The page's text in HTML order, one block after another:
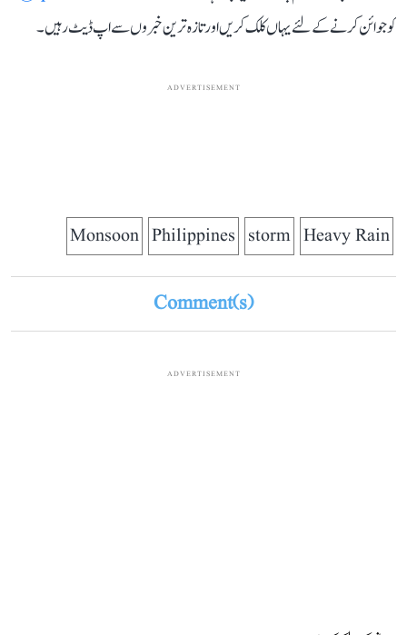
کو جوائن کرنے کے لئے یہاں کلک کریں اور تازہ ترین خبروں سے اپ ڈیٹ رہیں۔
ADVERTISEMENT
Heavy Rain
storm
Philippines
Monsoon
Comment(s)
ADVERTISEMENT